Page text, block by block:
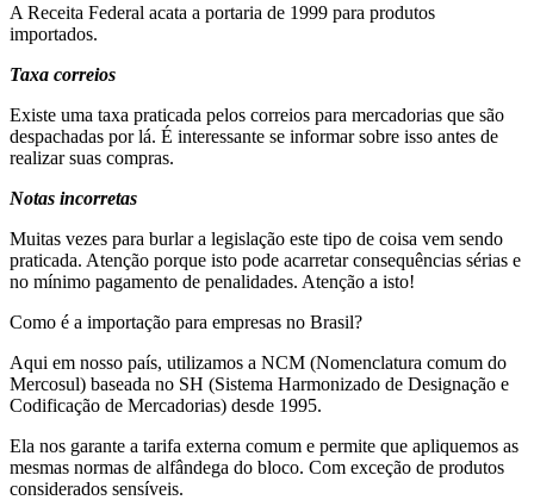
A Receita Federal acata a portaria de 1999 para produtos
importados.
Taxa correios
Existe uma taxa praticada pelos correios para mercadorias que são
despachadas por lá. É interessante se informar sobre isso antes de
realizar suas compras.
Notas incorretas
Muitas vezes para burlar a legislação este tipo de coisa vem sendo
praticada. Atenção porque isto pode acarretar consequências sérias e
no mínimo pagamento de penalidades. Atenção a isto!
Como é a importação para empresas no Brasil?
Aqui em nosso país, utilizamos a NCM (Nomenclatura comum do
Mercosul) baseada no SH (Sistema Harmonizado de Designação e
Codificação de Mercadorias) desde 1995.
Ela nos garante a tarifa externa comum e permite que apliquemos as
mesmas normas de alfândega do bloco. Com exceção de produtos
considerados sensíveis.